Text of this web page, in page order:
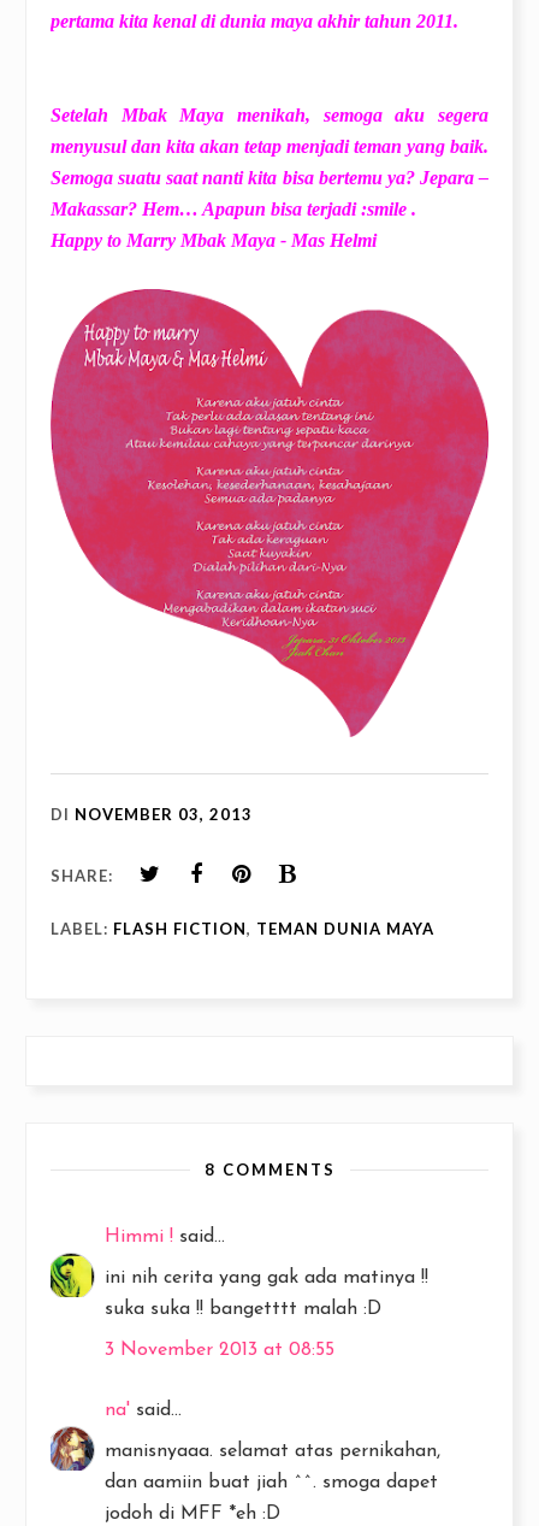
pertama kita kenal di dunia maya akhir tahun 2011.
Setelah Mbak Maya menikah, semoga aku segera
menyusul dan kita akan tetap menjadi teman yang baik.
Semoga suatu saat nanti kita bisa bertemu ya? Jepara –
Makassar? Hem… Apapun bisa terjadi :smile .
Happy to Marry Mbak Maya - Mas Helmi
DI NOVEMBER 03, 2013
SHARE:
LABEL: FLASH FICTION, TEMAN DUNIA MAYA
8 COMMENTS
Himmi ! said...
ini nih cerita yang gak ada matinya !!
suka suka !! bangetttt malah :D
3 November 2013 at 08:55
na' said...
manisnyaaa. selamat atas pernikahan,
dan aamiin buat jiah ^^. smoga dapet
jodoh di MFF *eh :D